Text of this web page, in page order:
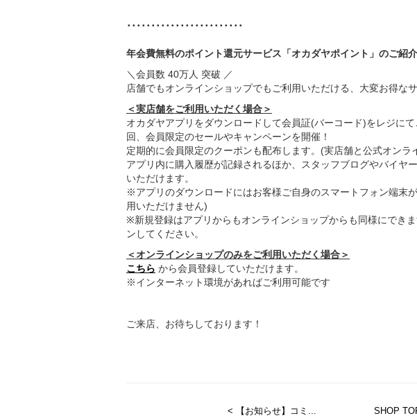
････････････････････････
年会費無料のポイント還元サービス「オカダヤポイント」のご紹介
＼会員数 40万人 突破 ／
店舗でもオンラインショップでもご利用いただける、大変お得なサ
＜実店舗をご利用いただく場合＞
オカダヤアプリをダウンロードして会員証(バーコード)をレジに
回、会員限定のセールやキャンペーンを開催！
定期的に会員限定のクーポンも配布します。(実店舗と公式オン
アプリ内に購入履歴が記録されるほか、スタッフブログやバイヤ
いただけます。
※アプリのダウンロードにはお客様ご自身のスマートフォン端末
用いただけません)
※新規登録はアプリからもオンラインショップからも同様にでき
ンしてください。
＜オンラインショップのみをご利用いただく場合＞
こちら から会員登録していただけます。
※インターネット環境があればご利用可能です
ご来店、お待ちしております！
< 【お知らせ】コミ... SHOP